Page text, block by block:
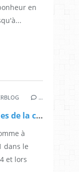
en
…
Explorations scientifiques de la conscience au-delà du cerveau - Résultats du concours IONS
à
dans le
et lors